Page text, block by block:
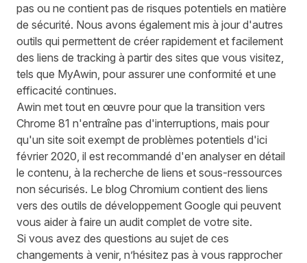
pas ou ne contient pas de risques potentiels en matière
de sécurité. Nous avons également mis à jour d'autres
outils qui permettent de créer rapidement et facilement
des liens de tracking à partir des sites que vous visitez,
tels que MyAwin, pour assurer une conformité et une
efficacité continues.
Awin met tout en œuvre pour que la transition vers
Chrome 81 n'entraîne pas d'interruptions, mais pour
qu'un site soit exempt de problèmes potentiels d'ici
février 2020, il est recommandé d'en analyser en détail
le contenu, à la recherche de liens et sous-ressources
non sécurisés. Le blog Chromium contient des liens
vers des outils de développement Google qui peuvent
vous aider à faire un audit complet de votre site.
Si vous avez des questions au sujet de ces
changements à venir, n’hésitez pas à vous rapprocher